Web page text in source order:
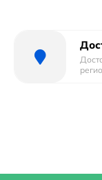
Объем
Рабочее